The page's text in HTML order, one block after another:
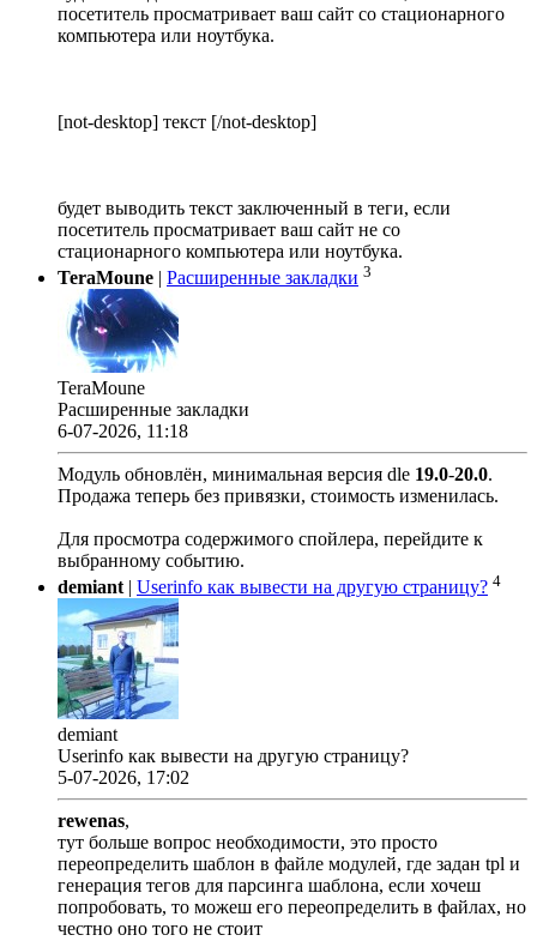
посетитель просматривает ваш сайт со стационарного
компьютера или ноутбука.
[not-desktop] текст [/not-desktop]
будет выводить текст заключенный в теги, если
посетитель просматривает ваш сайт не со
стационарного компьютера или ноутбука.
TeraMoune | Расширенные закладки 3
TeraMoune
Расширенные закладки
6-07-2026, 11:18
Модуль обновлён, минимальная версия dle 19.0-20.0.
Продажа теперь без привязки, стоимость изменилась.
Для просмотра содержимого спойлера, перейдите к
выбранному событию.
demiant | Userinfo как вывести на другую страницу? 4
demiant
Userinfo как вывести на другую страницу?
5-07-2026, 17:02
rewenas,
тут больше вопрос необходимости, это просто
переопределить шаблон в файле модулей, где задан tpl и
генерация тегов для парсинга шаблона, если хочеш
попробовать, то можеш его переопределить в файлах, но
честно оно того не стоит